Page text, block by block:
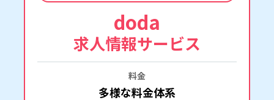
doda
求人情報サービス
料金
多様な料金体系